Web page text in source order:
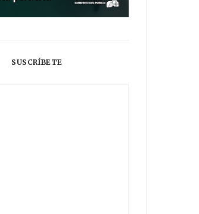
SUSCRÍBETE